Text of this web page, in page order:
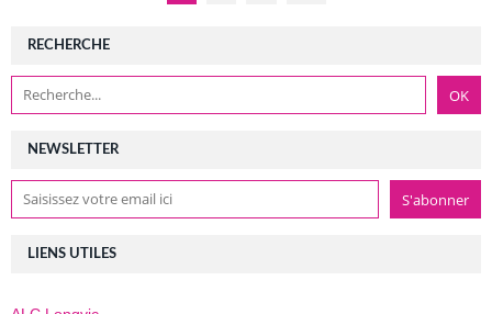
NEWSLETTER
RECHERCHE
LIENS UTILES